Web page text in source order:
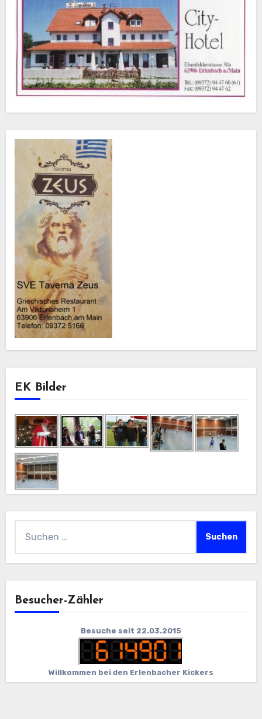
EK Bilder
Besucher-Zähler
Besuche seit 22.03.2015
Willkommen bei den Erlenbacher Kickers